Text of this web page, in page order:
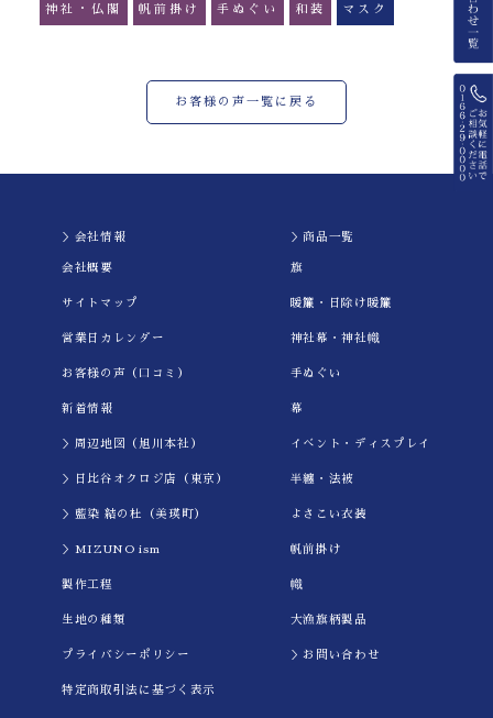
神社・仏閣 帆前掛け 手ぬぐい 和装 マスク
お客様の声一覧に戻る
＞会社情報
会社概要
サイトマップ
営業日カレンダー
お客様の声（口コミ）
新着情報
＞周辺地図（旭川本社）
＞日比谷オクロジ店（東京）
＞藍染 結の杜（美瑛町）
＞MIZUNO ism
製作工程
生地の種類
プライバシーポリシー
特定商取引法に基づく表示
＞商品一覧
旗
暖簾・日除け暖簾
神社幕・神社幟
手ぬぐい
幕
イべント・ディスプレイ
半纏・法被
よさこい衣装
帆前掛け
幟
大漁旗柄製品
＞お問い合わせ